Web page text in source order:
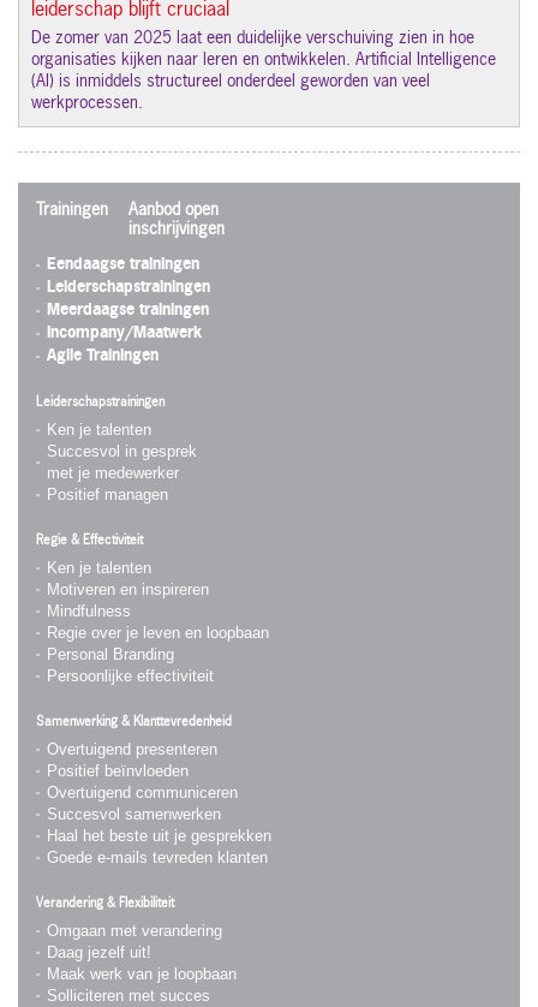
leiderschap blijft cruciaal
De zomer van 2025 laat een duidelijke verschuiving zien in hoe
organisaties kijken naar leren en ontwikkelen. Artificial Intelligence
(AI) is inmiddels structureel onderdeel geworden van veel
werkprocessen.
Trainingen
Aanbod open
inschrijvingen
Eendaagse trainingen
Leiderschapstrainingen
Meerdaagse trainingen
Incompany/Maatwerk
Agile Trainingen
Leiderschapstrainingen
Ken je talenten
Succesvol in gesprek
met je medewerker
Positief managen
Regie & Effectiviteit
Ken je talenten
Motiveren en inspireren
Mindfulness
Regie over je leven en loopbaan
Personal Branding
Persoonlijke effectiviteit
Samenwerking & Klanttevredenheid
Overtuigend presenteren
Positief beïnvloeden
Overtuigend communiceren
Succesvol samenwerken
Haal het beste uit je gesprekken
Goede e-mails tevreden klanten
Verandering & Flexibiliteit
Omgaan met verandering
Daag jezelf uit!
Maak werk van je loopbaan
Solliciteren met succes